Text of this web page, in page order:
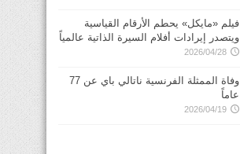
فيلم «مايكل» يحطم الأرقام القياسية
ويتصدر إيرادات أفلام السيرة الذاتية عالمياً
2026/04/28
وفاة الممثلة الفرنسية ناتالي باي عن 77
عاماً
2026/04/19